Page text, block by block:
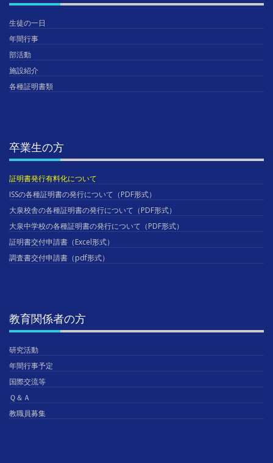
生徒の一日
年間行事
部活動
施設紹介
各種証明書類
卒業生の方
証明書発行有料化について
ISSの各種証明書の発行について（PDF形式）
大泉校舎の各種証明書の発行について（PDF形式）
大泉中学校の各種証明書の発行について（PDF形式）
証明書交付申請書（Excel形式）
調査書交付申請書（pdf形式）
教育関係者の方
研究活動
年間行事予定
国際交流等
Ｑ＆Ａ
教職員募集